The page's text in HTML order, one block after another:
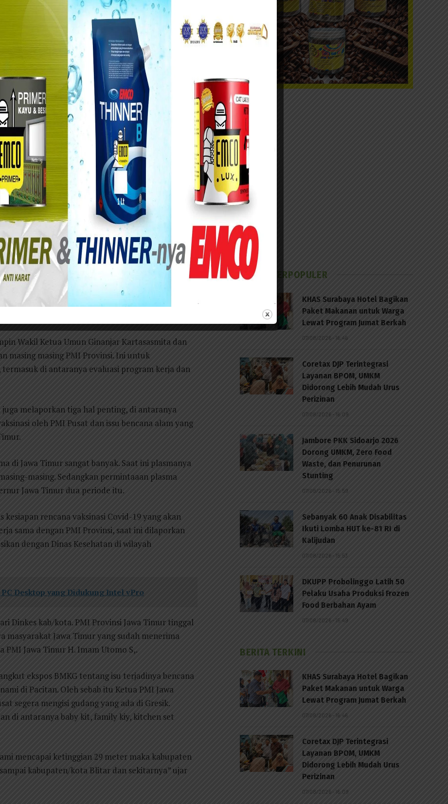
Jawa Timur, H Imam Utomo S, mengikuti
tahun 2021 sekaligus Puncak Peringatan HUT PMI
9).
dibuka resmi oleh Ketua Umum PMI Pusat, HM
se-Indonesia yang dilakukan secara daring
jalannya acara tersebut bersama para
Sekretaris Edi Purwinarto, Ketua bidang
Penanggulangan Bencana Edy Indrayana,
dan Anggota Dewan Kehormatan M. Yamin
Wakil Ketua Umun Ginanjar Kartasasmita dan
masing masing PMI Provinsi. Ini untuk
di antaranya evaluasi program kerja dan
melaporkan tiga hal penting, di antaranya
oleh PMI Pusat dan issu bencana alam yang
di Jawa Timur sangat banyak. Saat ini plasmanya
masing. Sedangkan permintaaan plasma
Jawa Timur dua periode itu.
rencana vaksinasi Covid-19 yang akan
sama dengan PMI Provinsi, saat ini dilaporkan
dengan Dinas Kesehatan di wilayah
Desktop yang Didukung Intel vPro
Dinkes kab/kota. PMI Provinsi Jawa Timur tinggal
masyarakat Jawa Timur yang sudah menerima
PMI Jawa Timur H. Imam Utomo S,.
ekspos BMKG tentang isu terjadinya bencana
di Pacitan. Oleh sebab itu Ketua PMI Jawa
segera mengisi gudang yang ada di Gresik.
di antaranya baby kit, family kiy, kitchen set
mencapai ketinggian 29 meter maka kabupaten
kabupaten/kota Blitar dan sekitarnya” ujar
BERITA TERPOPULER
KHAS Surabaya Hotel Bagikan
Paket Makanan untuk Warga
Lewat Program Jumat Berkah
07/08/2026 - 16:46
Coretax DJP Terintegrasi
Layanan BPOM, UMKM
Didorong Lebih Mudah Urus
Perizinan
07/08/2026 - 16:09
Jambore PKK Sidoarjo 2026
Dorong UMKM, Zero Food
Waste, dan Penurunan
Stunting
07/08/2026 - 15:59
Sebanyak 60 Anak Disabilitas
Ikuti Lomba HUT ke-81 RI di
Kalijudan
07/08/2026 - 15:53
DKUPP Probolinggo Latih 50
Pelaku Usaha Produksi Frozen
Food Berbahan Ayam
07/08/2026 - 15:49
BERITA TERKINI
KHAS Surabaya Hotel Bagikan
Paket Makanan untuk Warga
Lewat Program Jumat Berkah
07/08/2026 - 16:46
Coretax DJP Terintegrasi
Layanan BPOM, UMKM
Didorong Lebih Mudah Urus
Perizinan
07/08/2026 - 16:09